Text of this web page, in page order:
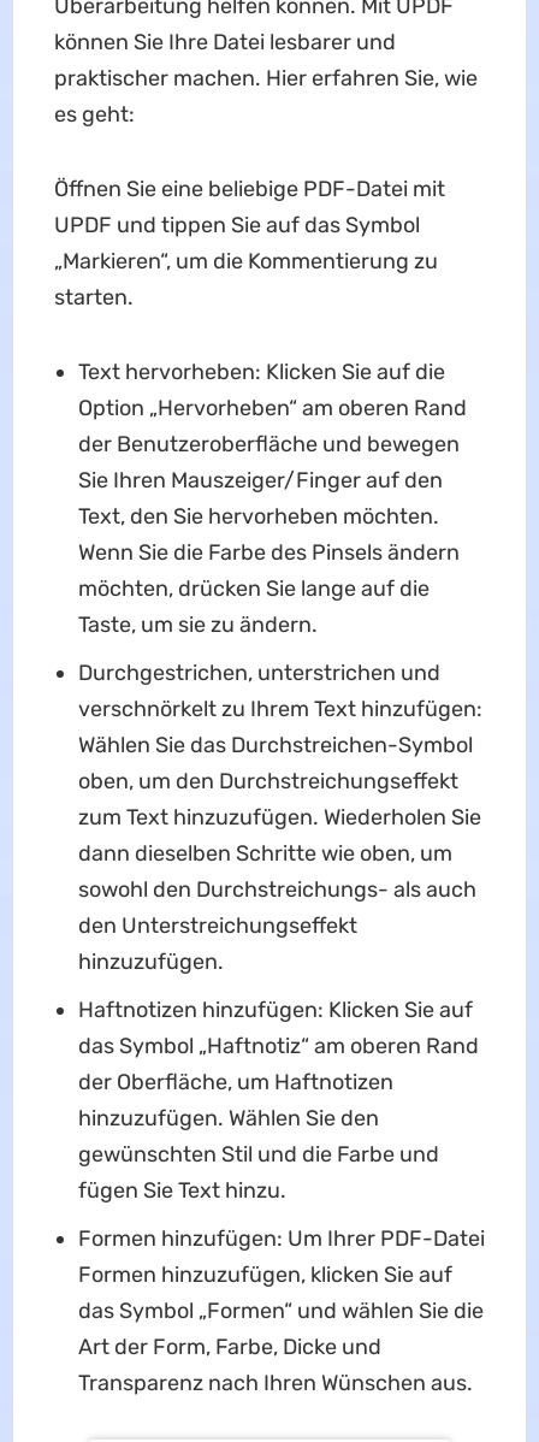
Überarbeitung helfen können. Mit UPDF
können Sie Ihre Datei lesbarer und
praktischer machen. Hier erfahren Sie, wie
es geht:
Öffnen Sie eine beliebige PDF-Datei mit
UPDF und tippen Sie auf das Symbol
„Markieren“, um die Kommentierung zu
starten.
Text hervorheben: Klicken Sie auf die
Option „Hervorheben“ am oberen Rand
der Benutzeroberfläche und bewegen
Sie Ihren Mauszeiger/Finger auf den
Text, den Sie hervorheben möchten.
Wenn Sie die Farbe des Pinsels ändern
möchten, drücken Sie lange auf die
Taste, um sie zu ändern.
Durchgestrichen, unterstrichen und
verschnörkelt zu Ihrem Text hinzufügen:
Wählen Sie das Durchstreichen-Symbol
oben, um den Durchstreichungseffekt
zum Text hinzuzufügen. Wiederholen Sie
dann dieselben Schritte wie oben, um
sowohl den Durchstreichungs- als auch
den Unterstreichungseffekt
hinzuzufügen.
Haftnotizen hinzufügen: Klicken Sie auf
das Symbol „Haftnotiz“ am oberen Rand
der Oberfläche, um Haftnotizen
hinzuzufügen. Wählen Sie den
gewünschten Stil und die Farbe und
fügen Sie Text hinzu.
Formen hinzufügen: Um Ihrer PDF-Datei
Formen hinzuzufügen, klicken Sie auf
das Symbol „Formen“ und wählen Sie die
Art der Form, Farbe, Dicke und
Transparenz nach Ihren Wünschen aus.